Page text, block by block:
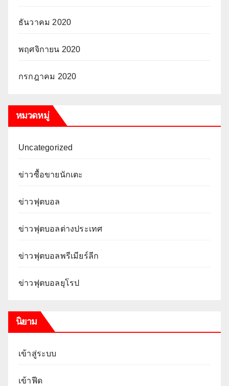
ธันวาคม 2020
พฤศจิกายน 2020
กรกฎาคม 2020
หมวดหมู่
Uncategorized
ข่าวซื้อขายนักเตะ
ข่าวฟุตบอล
ข่าวฟุตบอลต่างประเทศ
ข่าวฟุตบอลพรีเมียร์ลีก
ข่าวฟุตบอลยุโรป
นิยาม
เข้าสู่ระบบ
เข้าฟีด